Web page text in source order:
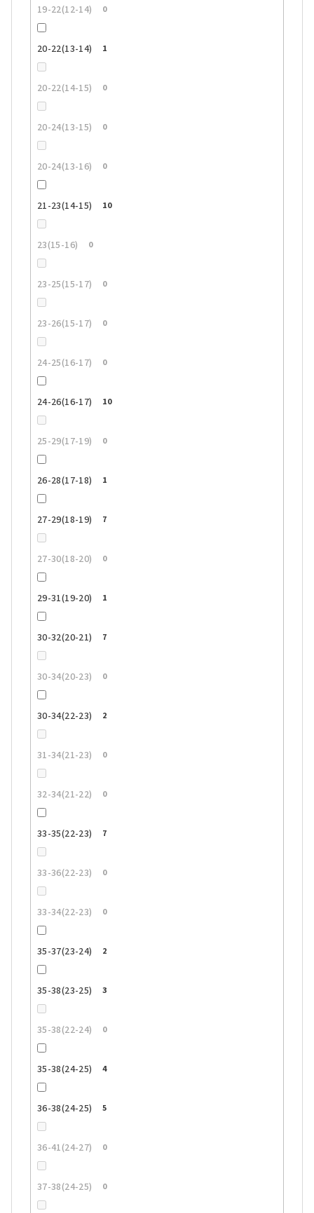
19-22(12-14) 0
20-22(13-14) 1
20-22(14-15) 0
20-24(13-15) 0
20-24(13-16) 0
21-23(14-15) 10
23(15-16) 0
23-25(15-17) 0
23-26(15-17) 0
24-25(16-17) 0
24-26(16-17) 10
25-29(17-19) 0
26-28(17-18) 1
27-29(18-19) 7
27-30(18-20) 0
29-31(19-20) 1
30-32(20-21) 7
30-34(20-23) 0
30-34(22-23) 2
31-34(21-23) 0
32-34(21-22) 0
33-35(22-23) 7
33-36(22-23) 0
33-34(22-23) 0
35-37(23-24) 2
35-38(23-25) 3
35-38(22-24) 0
35-38(24-25) 4
36-38(24-25) 5
36-41(24-27) 0
37-38(24-25) 0